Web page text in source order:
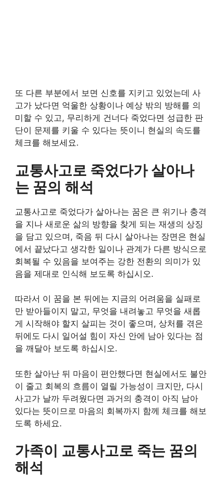
또 다른 부분에서 보면 신호를 지키고 있었는데 사
고가 났다면 억울한 상황이나 예상 밖의 방해를 의
미할 수 있고, 무리하게 건너다 죽었다면 성급한 판
단이 문제를 키울 수 있다는 뜻이니 현실의 속도를
체크를 해보세요.
교통사고로 죽었다가 살아나
는 꿈의 해석
교통사고로 죽었다가 살아나는 꿈은 큰 위기나 충격
을 지나 새로운 삶의 방향을 찾게 되는 재생의 상징
을 담고 있으며, 죽음 뒤 다시 살아나는 장면은 현실
에서 끝났다고 생각한 일이나 관계가 다른 방식으로
회복될 수 있음을 보여주는 강한 전환의 의미가 있
음을 제대로 인식해 보도록 하십시오.
따라서 이 꿈을 본 뒤에는 지금의 어려움을 실패로
만 받아들이지 말고, 무엇을 내려놓고 무엇을 새롭
게 시작해야 할지 살피는 것이 좋으며, 상처를 겪은
뒤에도 다시 일어설 힘이 자신 안에 남아 있다는 점
을 깨달아 보도록 하십시오.
또한 살아난 뒤 마음이 편안했다면 현실에서도 불안
이 줄고 회복의 흐름이 열릴 가능성이 크지만, 다시
사고가 날까 두려웠다면 과거의 충격이 아직 남아
있다는 뜻이므로 마음의 회복까지 함께 체크를 해보
도록 하세요.
가족이 교통사고로 죽는 꿈의
해석